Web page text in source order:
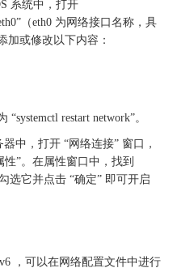
系统中，打开
（eth0 为网络接口名称，具
加或修改以下内容：
“systemctl restart network”。
器中，打开 “网络连接” 窗口，
”。在属性窗口中，找到
选它并点击 “确定” 即可开启
，可以在网络配置文件中进行